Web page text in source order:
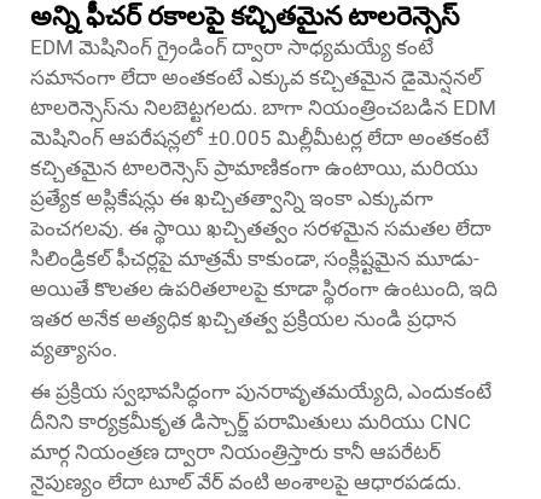
అన్ని ఫీచర్ రకాలపై కచ్చితమైన టాలరెన్సెస్
EDM మెషినింగ్ గ్రైండింగ్ ద్వారా సాధ్యమయ్యే కంటే
సమానంగా లేదా అంతకంటే ఎక్కువ కచ్చితమైన డైమెన్షనల్
టాలరెన్సెస్‌ను నిలబెట్టగలదు. బాగా నియంత్రించబడిన EDM
మెషినింగ్ ఆపరేషన్లలో ±0.005 మిల్లీమీటర్ల లేదా అంతకంటే
కచ్చితమైన టాలరెన్సెస్ ప్రామాణికంగా ఉంటాయి, మరియు
ప్రత్యేక అప్లికేషన్లు ఈ ఖచ్చితత్వాన్ని ఇంకా ఎక్కువగా
పెంచగలవు. ఈ స్థాయి ఖచ్చితత్వం సరళమైన సమతల లేదా
సిలిండ్రికల్ ఫీచర్లపై మాత్రమే కాకుండా, సంక్లిష్టమైన మూడు-
అయితే కొలతల ఉపరితలాలపై కూడా స్థిరంగా ఉంటుంది, ఇది
ఇతర అనేక అత్యధిక ఖచ్చితత్వ ప్రక్రియల నుండి ప్రధాన
వ్యత్యాసం.
ఈ ప్రక్రియ స్వభావసిద్ధంగా పునరావృతమయ్యేది, ఎందుకంటే
దీనిని కార్యక్రమీకృత డిస్చార్జ్ పరామితులు మరియు CNC
మార్గ నియంత్రణ ద్వారా నియంత్రిస్తారు కానీ ఆపరేటర్
నైపుణ్యం లేదా టూల్ వేర్ వంటి అంశాలపై ఆధారపడదు.